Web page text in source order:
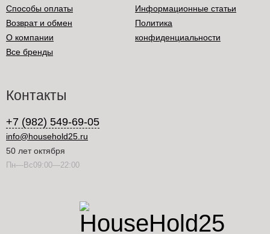
Способы оплаты
Возврат и обмен
О компании
Все бренды
Информационные статьи
Политика
конфиденциальности
Контакты
+7 (982) 549-69-05
info@household25.ru
50 лет октября
Пн—Вс09:00—22:00